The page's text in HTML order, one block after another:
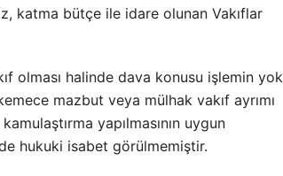
katma bütçe ile idare olunan Vakıflar
olması halinde dava konusu işlemin yok
mazbut veya mülhak vakıf ayrımı
yapılmasının uygun
hukuki isabet görülmemiştir.